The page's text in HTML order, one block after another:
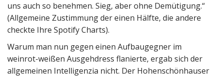
uns auch so benehmen. Sieg, aber ohne Demütigung.“
(Allgemeine Zustimmung der einen Hälfte, die andere
checkte Ihre Spotify Charts).
Warum man nun gegen einen Aufbaugegner im
weinrot-weißen Ausgehdress flanierte, ergab sich der
allgemeinen Intelligenzia nicht. Der Hohenschönhauser